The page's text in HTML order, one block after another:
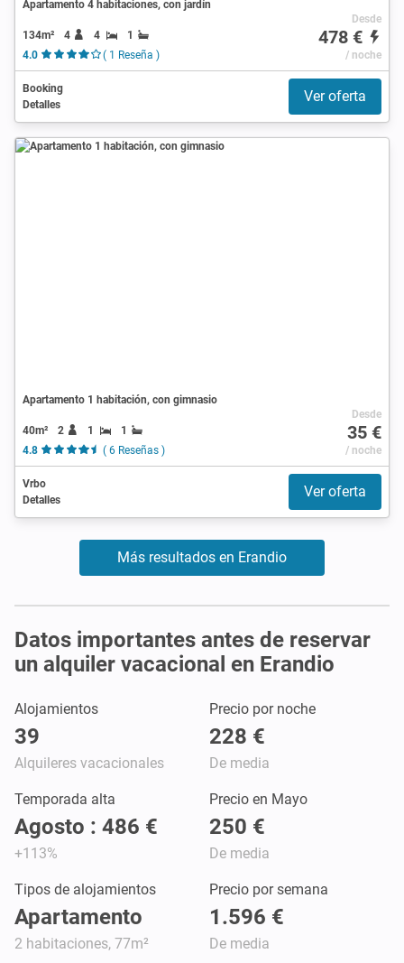
Apartamento 4 habitaciones, con jardín
134m² 4 4
1
4.0
( 1 Reseña )
Desde
478 €
/ noche
Booking
Detalles
Ver oferta
Apartamento 1 habitación, con gimnasio
40m² 2 1
1
4.8
( 6 Reseñas )
Desde
35 €
/ noche
Vrbo
Detalles
Ver oferta
Más resultados en Erandio
Datos importantes antes de reservar
un alquiler vacacional en Erandio
Alojamientos
39
Alquileres vacacionales
Precio por noche
228 €
De media
Temporada alta
Agosto : 486 €
+113%
Precio en Mayo
250 €
De media
Tipos de alojamientos
Apartamento
2 habitaciones, 77m²
Precio por semana
1.596 €
De media